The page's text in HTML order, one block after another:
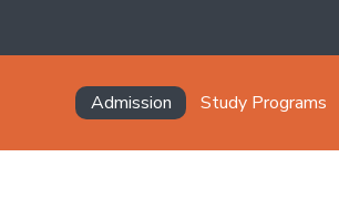
Navegación principal
Admission Study Programs